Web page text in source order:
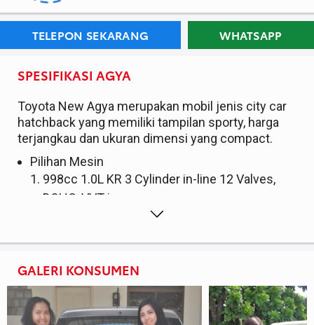
TELEPON SEKARANG WHATSAPP
SPESIFIKASI AGYA
Toyota New Agya merupakan mobil jenis city car
hatchback yang memiliki tampilan sporty, harga
terjangkau dan ukuran dimensi yang compact.
Pilihan Mesin
998cc 1.0L KR 3 Cylinder in-line 12 Valves,
DOHC, VVT-i
1197cc 1.2L NR 4 Cylinder in-line 16 Valves,
1.0L max 67/6000 Rpm dengan torsi 9.1/4400
Rpm
1.2L max 67/6000 Rpm dengan torsi 9.1/4400
GALERI KONSUMEN